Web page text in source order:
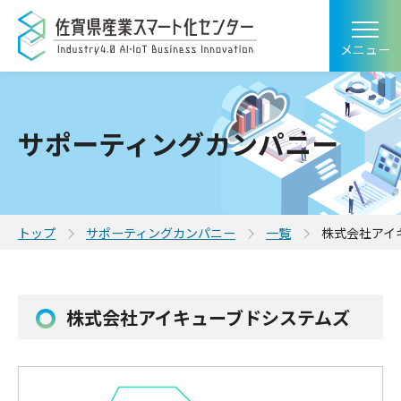
メニュー
サポーティングカンパニー
トップ サポーティングカンパニー 一覧 株式会社アイ
株式会社アイキューブドシステムズ